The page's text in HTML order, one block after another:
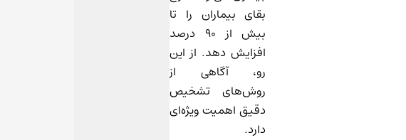
بقای بیماران را تا
بیش از 90 درصد
افزایش دهد. از این
رو، آگاهی از
روش‌های تشخیص
دقیق اهمیت ویژه‌ای
دارد.